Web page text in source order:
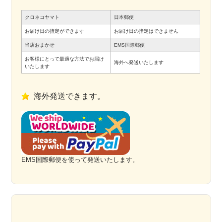
クロネコヤマト 日本郵便
お届け日の指定ができます お届け日の指定はできません
当店おまかせ EMS国際郵便
お客様にとって最適な方法でお届け
いたします
海外へ発送いたします
海外発送できます。
EMS国際郵便を使って発送いたします。